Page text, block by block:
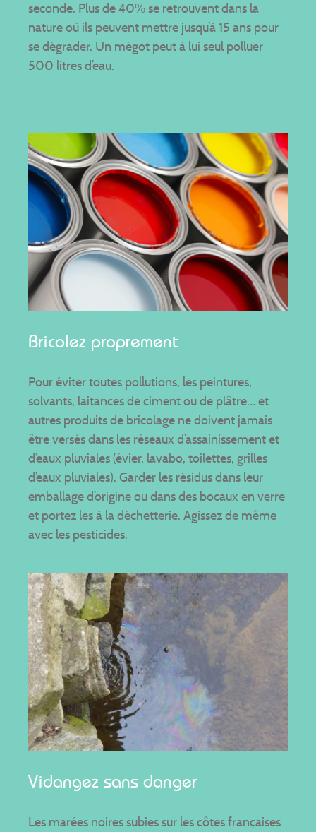
seconde. Plus de 40% se retrouvent dans la
nature où ils peuvent mettre jusqu’à 15 ans pour
se dégrader. Un mégot peut à lui seul polluer
500 litres d’eau.
Bricolez proprement
Pour éviter toutes pollutions, les peintures,
solvants, laitances de ciment ou de plâtre… et
autres produits de bricolage ne doivent jamais
être versés dans les réseaux d’assainissement et
d’eaux pluviales (évier, lavabo, toilettes, grilles
d’eaux pluviales). Garder les résidus dans leur
emballage d’origine ou dans des bocaux en verre
et portez les à la déchetterie. Agissez de même
avec les pesticides.
Vidangez sans danger
Les marées noires subies sur les côtes françaises